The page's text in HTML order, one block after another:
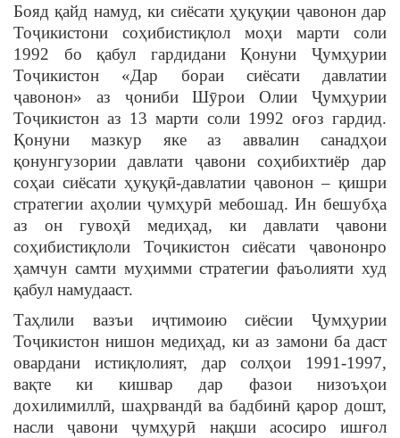
Бояд қайд намуд, ки сиёсати ҳуқуқии ҷавонон дар
Тоҷикистони соҳибистиқлол моҳи марти соли
1992 бо қабул гардидани Қонуни Ҷумҳурии
Тоҷикистон «Дар бораи сиёсати давлатии
ҷавонон» аз ҷониби Шӯрои Олии Ҷумҳурии
Тоҷикистон аз 13 марти соли 1992 оғоз гардид.
Қонуни мазкур яке аз аввалин санадҳои
қонунгузории давлати ҷавони соҳибихтиёр дар
соҳаи сиёсати ҳуқуқӣ-давлатии ҷавонон – қишри
стратегии аҳолии ҷумҳурӣ мебошад. Ин бешубҳа
аз он гувоҳӣ медиҳад, ки давлати ҷавони
соҳибистиқлоли Тоҷикистон сиёсати ҷавононро
ҳамчун самти муҳимми стратегии фаъолияти худ
қабул намудааст.
Таҳлили вазъи иҷтимоию сиёсии Ҷумҳурии
Тоҷикистон нишон медиҳад, ки аз замони ба даст
овардани истиқлолият, дар солҳои 1991-1997,
вақте ки кишвар дар фазои низоъҳои
дохилимиллӣ, шаҳрвандӣ ва бадбинӣ қарор дошт,
насли ҷавони ҷумҳурӣ нақши асосиро ишғол